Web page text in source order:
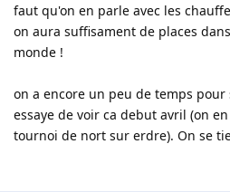
faut qu'on en parle avec les
on aura suffisament de places
monde !
on a encore un peu de temps pour
essaye de voir ca debut avril (on
tournoi de nort sur erdre). On se